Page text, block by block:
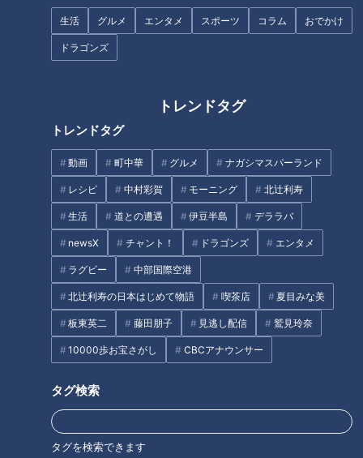
生活 グルメ エンタメ スポーツ コラム おでかけ
ドラゴンズ
トレンドタグ
トレンドタグ
動画 町中華 グルメ ナガシマスパーランド
レシピ 中村彩賀 モーニング 北辻利寿
生活 道との遭遇 伊豆半島 デララバ
newsX チャント！ ドラゴンズ エンタメ
ラグビー 中部国際空港
北辻利寿の日本はじめて物語 喫茶店 夏目みな美
板東英二 藤田朋子 見逃し配信 鷲見玲奈
10000歩お宝さがし CBCアナウンサー
タグ検索
タグを検索できます
今も生き残る「アロエ原理主
ドキュメンタリー チャント！
オススメ関連コンテンツ
で次々に…一体なぜ？背景に人
間の「ゴミ」も 徹底調査
ーム制」